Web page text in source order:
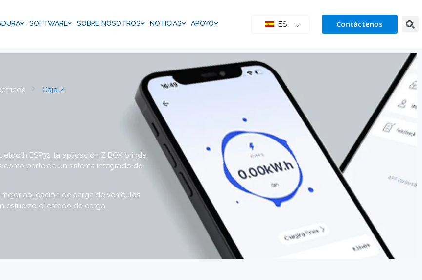
SOFTWARE SOBRE NOSOTROS NOTICIAS APOYO ES Contáctenos
Caja Z
ESP32, la aplicación Z BOX brinda
como parte de un sistema integrado de
aplicación de carga de vehículos
esfuerzo el estado de carga.